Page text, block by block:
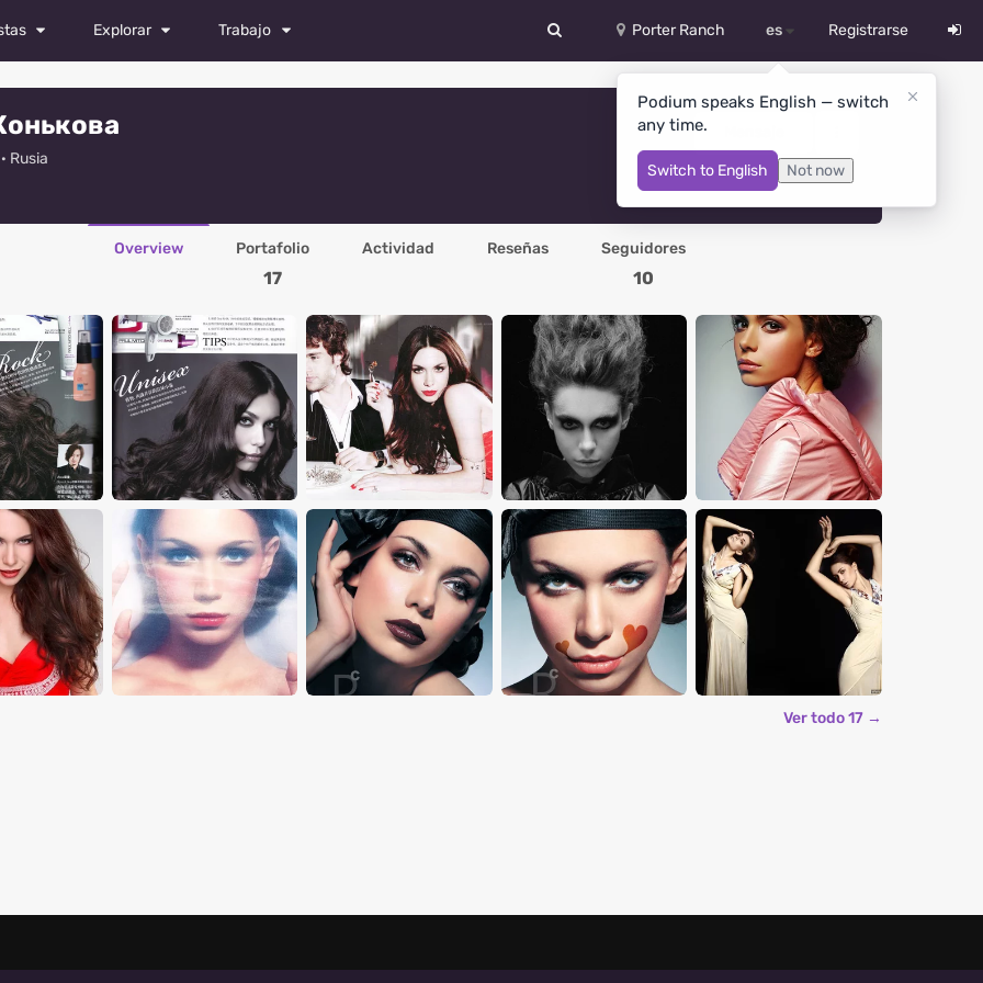
de moda
especialistas
Explorar
Fotos
Trabajo Porter Ranch es
English
Español
Український
Registrarse
Podium speaks English — switch
any time.
Switch to English Not now
· Rusia
Overview Portafolio
17
Actividad Reseñas Seguidores
10
Ver todo 17 →